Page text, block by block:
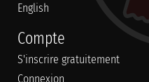
English
Compte
S'inscrire gratuitement
Connexion